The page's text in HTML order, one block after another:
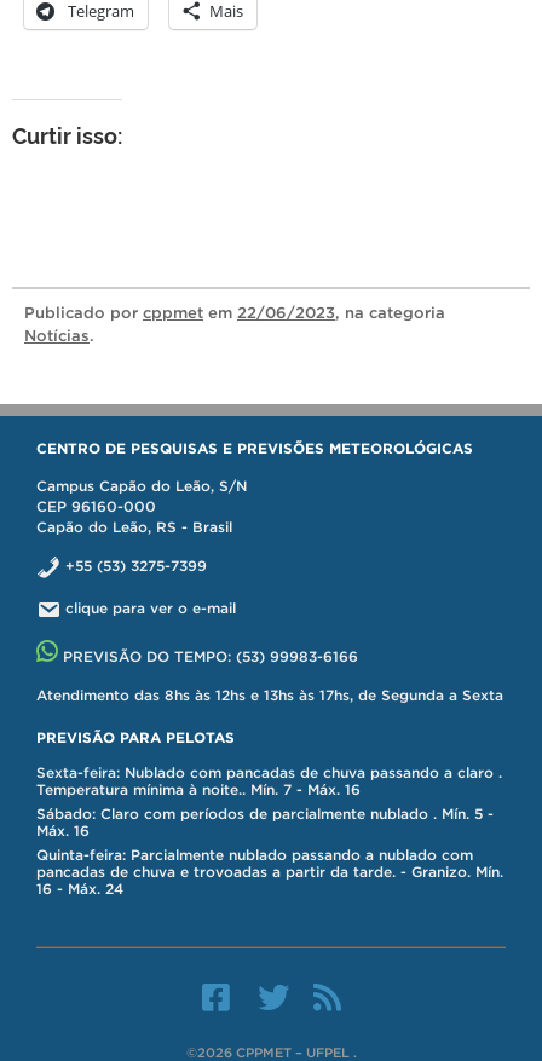
Telegram Mais
Curtir isso:
Publicado por cppmet em 22/06/2023, na categoria
Notícias.
CENTRO DE PESQUISAS E PREVISÕES METEOROLÓGICAS
Campus Capão do Leão, S/N
CEP 96160-000
Capão do Leão, RS - Brasil
+55 (53) 3275-7399
clique para ver o e-mail
PREVISÃO DO TEMPO: (53) 99983-6166
Atendimento das 8hs às 12hs e 13hs às 17hs, de Segunda a Sexta
PREVISÃO PARA PELOTAS
Sexta-feira: Nublado com pancadas de chuva passando a claro .
Temperatura mínima à noite.. Mín. 7 - Máx. 16
Sábado: Claro com períodos de parcialmente nublado . Mín. 5 -
Máx. 16
Quinta-feira: Parcialmente nublado passando a nublado com
pancadas de chuva e trovoadas a partir da tarde. - Granizo. Mín.
16 - Máx. 24
©2026 CPPMET – UFPEL .